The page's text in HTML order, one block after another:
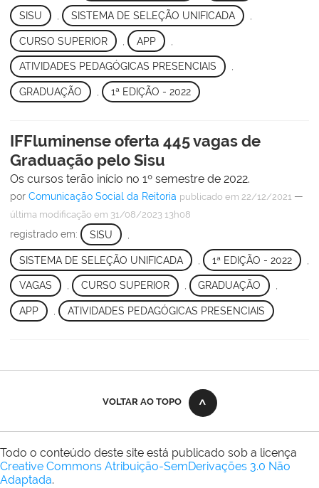
SISU SISTEMA DE SELEÇÃO UNIFICADA
CURSO SUPERIOR APP
ATIVIDADES PEDAGÓGICAS PRESENCIAIS ,
GRADUAÇÃO 1ª EDIÇÃO - 2022
IFFluminense oferta 445 vagas de
Graduação pelo Sisu
Os cursos terão início no 1º semestre de 2022.
por Comunicação Social da Reitoria publicado em 22/12/2021 —
última modificação em 31/08/2023 13h08
registrado em: SISU
SISTEMA DE SELEÇÃO UNIFICADA 1ª EDIÇÃO - 2022
VAGAS , CURSO SUPERIOR , GRADUAÇÃO ,
APP ATIVIDADES PEDAGÓGICAS PRESENCIAIS
VOLTAR AO TOPO
Todo o conteúdo deste site está publicado sob a licença
Creative Commons Atribuição-SemDerivações 3.0 Não
Adaptada.